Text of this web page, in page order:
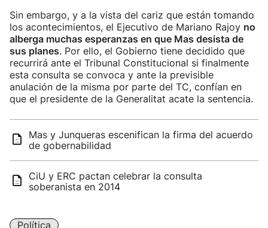
Sin embargo, y a la vista del cariz que están tomando
los acontecimientos, el Ejecutivo de Mariano Rajoy no
alberga muchas esperanzas en que Mas desista de
sus planes. Por ello, el Gobierno tiene decidido que
recurrirá ante el Tribunal Constitucional si finalmente
esta consulta se convoca y ante la previsible
anulación de la misma por parte del TC, confían en
que el presidente de la Generalitat acate la sentencia.
Mas y Junqueras escenifican la firma del acuerdo
de gobernabilidad
CiU y ERC pactan celebrar la consulta
soberanista en 2014
Política